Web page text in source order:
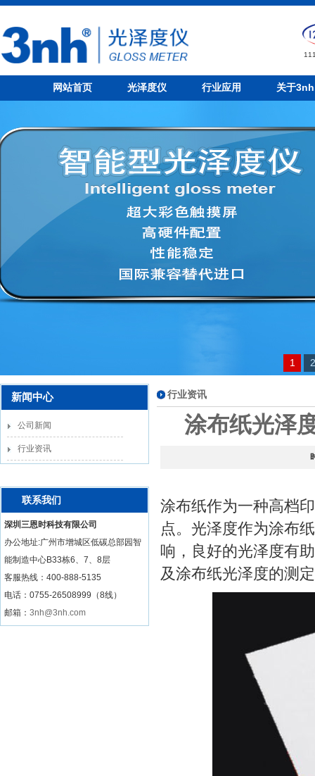
网站首页 光泽度仪 行业应用 关于3nh
1 2
新闻中心
公司新闻
行业资讯
联系我们
深圳三恩时科技有限公司
办公地址:广州市增城区低碳总部园智
能制造中心B33栋6、7、8层
客服热线： 400-888-5135
电话：0755-26508999（8线）
邮箱： 3nh@3nh.com
行业资讯
涂布纸光泽
涂布纸作为一种高档
点。光泽度作为涂布
响，良好的光泽度有
及涂布纸光泽度的测